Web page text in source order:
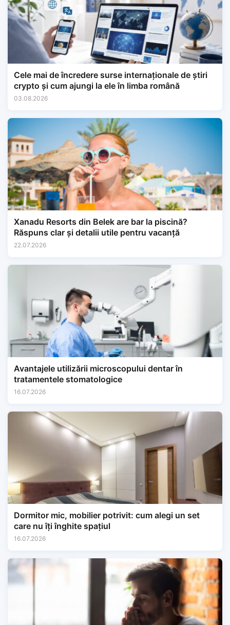
Cele mai de încredere surse internaționale de știri
crypto și cum ajungi la ele în limba română
03.08.2026
Xanadu Resorts din Belek are bar la piscină?
Răspuns clar și detalii utile pentru vacanță
22.07.2026
Avantajele utilizării microscopului dentar în
tratamentele stomatologice
16.07.2026
Dormitor mic, mobilier potrivit: cum alegi un set
care nu îți înghite spațiul
16.07.2026